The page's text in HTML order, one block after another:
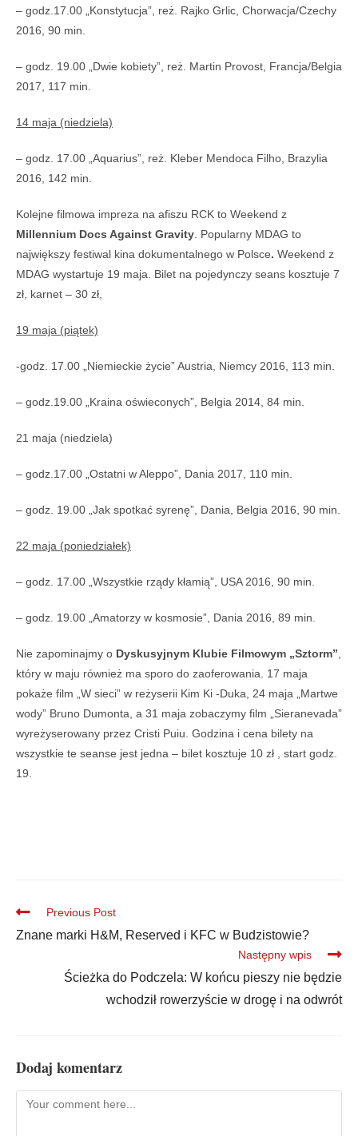
– godz.17.00 „Konstytucja”, reż. Rajko Grlic, Chorwacja/Czechy
2016, 90 min.
– godz. 19.00 „Dwie kobiety”, reż. Martin Provost, Francja/Belgia
2017, 117 min.
14 maja (niedziela)
– godz. 17.00 „Aquarius”, reż. Kleber Mendoca Filho, Brazylia
2016, 142 min.
Kolejne filmowa impreza na afiszu RCK to Weekend z
Millennium Docs Against Gravity . Popularny MDAG to
największy festiwal kina dokumentalnego w Polsce. Weekend z
MDAG wystartuje 19 maja. Bilet na pojedynczy seans kosztuje 7
zł, karnet – 30 zł,
19 maja (piątek)
-godz. 17.00 „Niemieckie życie” Austria, Niemcy 2016, 113 min.
– godz.19.00 „Kraina oświeconych”, Belgia 2014, 84 min.
21 maja (niedziela)
– godz.17.00 „Ostatni w Aleppo”, Dania 2017, 110 min.
– godz. 19.00 „Jak spotkać syrenę”, Dania, Belgia 2016, 90 min.
22 maja (poniedziałek)
– godz. 17.00 „Wszystkie rządy kłamią”, USA 2016, 90 min.
– godz. 19.00 „Amatorzy w kosmosie”, Dania 2016, 89 min.
Nie zapominajmy o Dyskusyjnym Klubie Filmowym „Sztorm”
który w maju również ma sporo do zaoferowania. 17 maja
pokaże film „W sieci” w reżyserii Kim Ki -Duka, 24 maja „Martwe
wody” Bruno Dumonta, a 31 maja zobaczymy film „Sieranevada”
wyreżyserowany przez Cristi Puiu. Godzina i cena bilety na
wszystkie te seanse jest jedna – bilet kosztuje 10 zł , start godz.
19.
Previous Post
Znane marki H&M, Reserved i KFC w Budzistowie?
Następny wpis
Ścieżka do Podczela: W końcu pieszy nie będzie
wchodził rowerzyście w drogę i na odwrót
Dodaj komentarz